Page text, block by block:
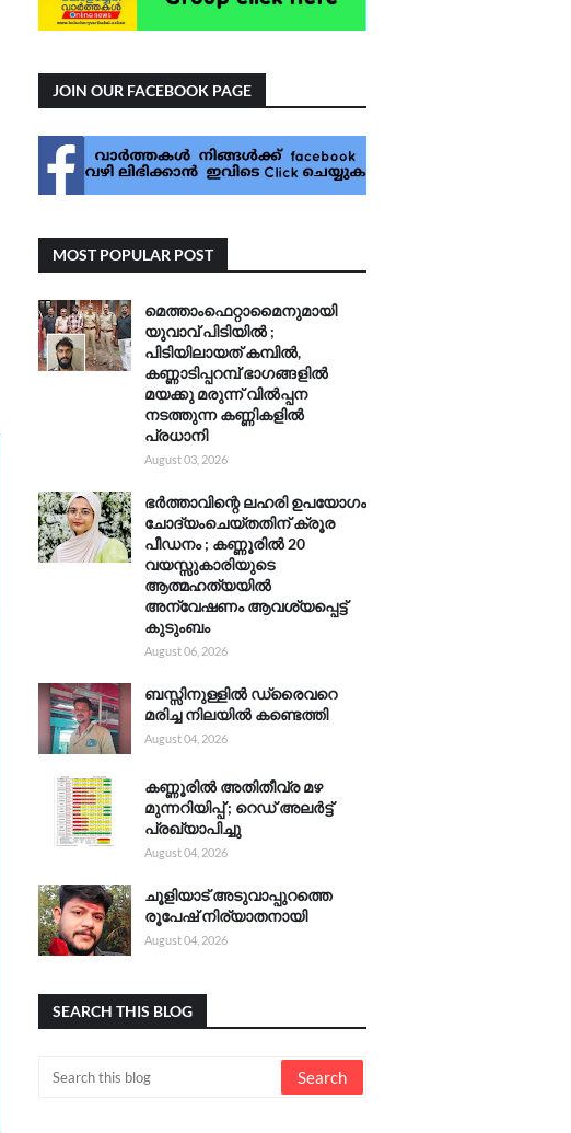
JOIN OUR FACEBOOK PAGE
MOST POPULAR POST
മെത്താംഫെറ്റാമൈനുമായി
യുവാവ് പിടിയിൽ ;
പിടിയിലായത് കമ്പിൽ,
കണ്ണാടിപ്പറമ്പ് ഭാഗങ്ങളിൽ
മയക്കു മരുന്ന് വിൽപ്പന
നടത്തുന്ന കണ്ണികളിൽ
പ്രധാനി
August 03, 2026
ഭർത്താവിന്റെ ലഹരി ഉപയോഗം
ചോദ്യംചെയ്തതിന് ക്രൂര
പീഡനം ; കണ്ണൂരിൽ 20
വയസ്സുകാരിയുടെ
ആത്മഹത്യയിൽ
അന്വേഷണം ആവശ്യപ്പെട്ട്
കുടുംബം
August 06, 2026
ബസ്സിനുള്ളിൽ ഡ്രൈവറെ
മരിച്ച നിലയിൽ കണ്ടെത്തി
August 04, 2026
കണ്ണൂരിൽ അതിതീവ്ര മഴ
മുന്നറിയിപ്പ് ; റെഡ് അലർട്ട്
പ്രഖ്യാപിച്ചു
August 04, 2026
ചൂളിയാട് അടുവാപ്പുറത്തെ
രൂപേഷ് നിര്യാതനായി
August 04, 2026
SEARCH THIS BLOG